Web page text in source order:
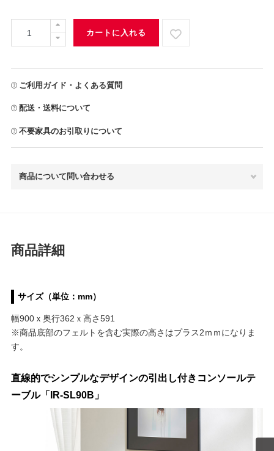
カートに入れる
ご利用ガイド・よくある質問
配送・送料について
不要家具のお引取りについて
商品について問い合わせる
商品詳細
サイズ（単位：mm）
幅900ｘ奥行362ｘ高さ591
※商品底部のフェルトを含む実際の高さはプラス2ｍｍになりま
す。
直線的でシンプルなデザインの引出し付きコンソールテ
ーブル「IR-SL90B」